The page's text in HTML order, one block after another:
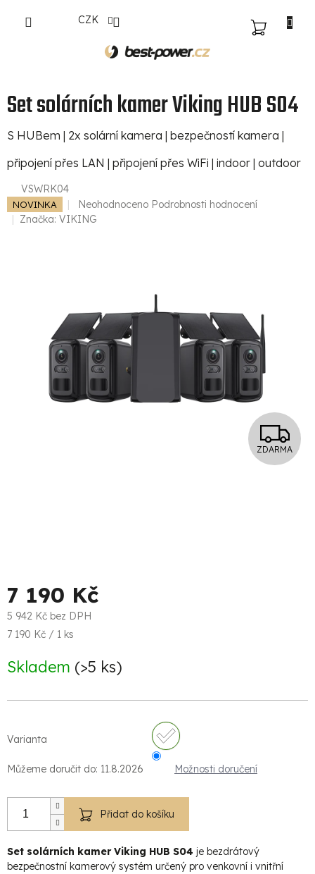
CZK
NÁKUPNÍ
Set solárních kamer Viking HUB S04
S HUBem | 2x solární kamera | bezpečností kamera |
připojení přes LAN | připojení přes WiFi | indoor | outdoor
VSWRK04
NOVINKA
Průměrné
hodnocení
Neohodnoceno Podrobnosti hodnocení
Značka: VIKING
Z
D
ZDARMA
7 190 Kč
5 942 Kč bez DPH
Měrná
7 190 Kč / 1 ks
Skladem (>5 ks)
Varianta
Můžeme doručit do: 11.8.2026 Možnosti doručení
Přidat do košíku
Set solárních kamer Viking HUB S04 je bezdrátový
bezpečnostní kamerový systém určený pro venkovní i vnitřní